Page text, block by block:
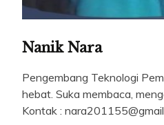
Nanik Nara
Pengembang Teknologi
hebat. Suka membaca,
Kontak :